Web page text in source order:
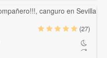
(27)